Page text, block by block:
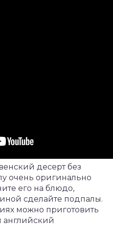
десерт без
очень оригинально
его на блюдо,
сделайте подпалы.
можно приготовить
английский